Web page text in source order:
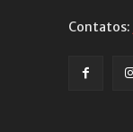
Contatos: